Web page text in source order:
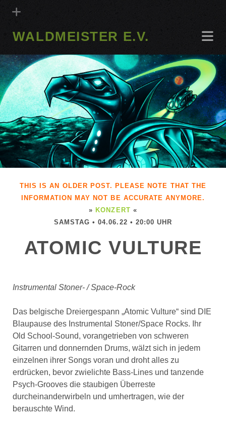
WALDMEISTER E.V.
THIS IS AN OLDER POST. PLEASE NOTE THAT THE
INFORMATION MAY NOT BE ACCURATE ANYMORE.
» KONZERT «
SAMSTAG • 04.06.22 • 20:00 UHR
ATOMIC VULTURE
Instrumental Stoner- / Space-Rock
Das belgische Dreiergespann „Atomic Vulture“ sind DIE
Blaupause des Instrumental Stoner/Space Rocks. Ihr
Old School-Sound, vorangetrieben von schweren
Gitarren und donnernden Drums, wälzt sich in jedem
einzelnen ihrer Songs voran und droht alles zu
erdrücken, bevor zwielichte Bass-Lines und tanzende
Psych-Grooves die staubigen Überreste
durcheinanderwirbeln und umhertragen, wie der
berauschte Wind.